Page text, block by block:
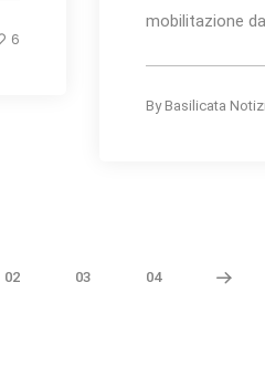
6
mobilitazione
By Basilicata
02 03 04